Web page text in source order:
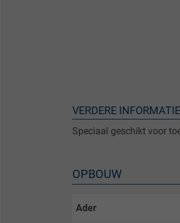
VERDERE INFORMATIE
Speciaal geschikt voor
OPBOUW
Ader